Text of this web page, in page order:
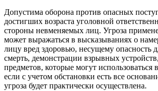
Допустима оборона против опасных
достигших возраста уголовной
стороны невменяемых лиц. Угроза
может выражаться в высказываниях о
лицу вред здоровью, несущему опасность
смерть, демонстрации взрывных
предметов, которые могут использоваться
если с учетом обстановки есть все
угроза будет практически осуществлена.